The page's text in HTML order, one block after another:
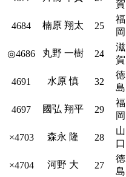
賀
4684 楠原 翔太 25
福
岡
◎4686 丸野 一樹 24
滋
賀
4691 水原 慎 32
徳
島
4697 國弘 翔平 29
福
岡
×4703 森永 隆 28
山
口
×4704 河野 大 27
徳
島